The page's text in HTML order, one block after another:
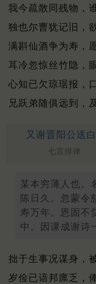
我今疏散同残物，
独也尔曹犹记旧，
满斟仙酒争为寿，
耳冷忽惊丝竹隐，
心知已欠琼琚报，
兄跃弟随俱远到，
又谢晋阳公送
七言排律
某本穷薄人也。
陈日久。忽蒙令
寿万年。恩固不
中。因课成谢诗
拙于生事况谋身，
岁俭已谙邦廪乏，